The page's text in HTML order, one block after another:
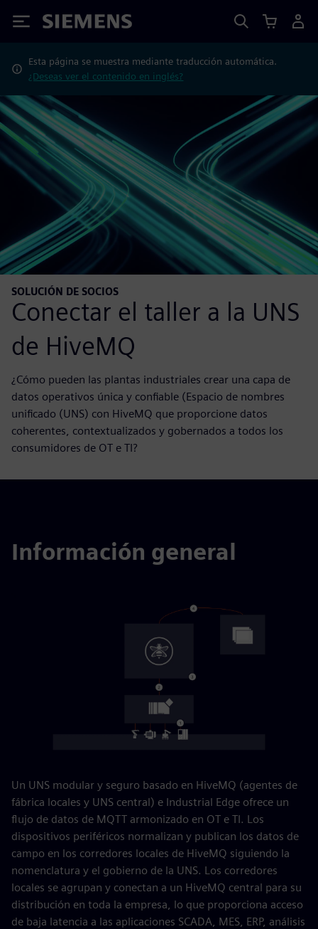
Siemens
Esta página se muestra mediante traducción automática.
¿Deseas ver el contenido en inglés?
SOLUCIÓN DE SOCIOS
Conectar el taller a la UNS
de HiveMQ
¿Cómo pueden las plantas industriales crear una capa de
datos operativos única y confiable (Espacio de nombres
unificado (UNS) con HiveMQ que proporcione datos
coherentes, contextualizados y gobernados a todos los
consumidores de OT e TI?
Información general
Un UNS modular y seguro basado en HiveMQ (agentes de
fábrica locales y UNS central) e Industrial Edge ofrece un
flujo de datos de MQTT armonizado en OT e TI. Los
dispositivos periféricos normalizan y publican los datos de
campo en los corredores locales de HiveMQ siguiendo la
nomenclatura y el gobierno de la UNS. Los corredores
locales se agrupan y conectan a un HiveMQ central para su
distribución en toda la empresa, lo que proporciona acceso
de baja latencia a las aplicaciones SCADA, MES, ERP, análisis